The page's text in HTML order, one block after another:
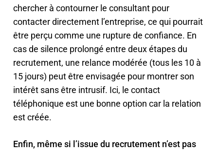
chercher à contourner le consultant pour
contacter directement l’entreprise, ce qui pourrait
être perçu comme une rupture de confiance. En
cas de silence prolongé entre deux étapes du
recrutement, une relance modérée (tous les 10 à
15 jours) peut être envisagée pour montrer son
intérêt sans être intrusif. Ici, le contact
téléphonique est une bonne option car la relation
est créée.
Enfin, même si l’issue du recrutement n’est pas